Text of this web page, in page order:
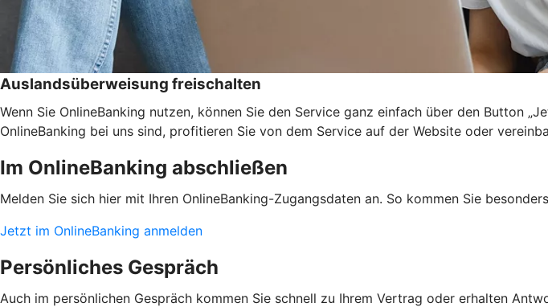
Auslandsüberweisung freischalten
Wenn Sie OnlineBanking nutzen, können Sie den Service ganz einfach über den Button
OnlineBanking bei uns sind, profitieren Sie von dem Service auf der Website oder
Im OnlineBanking abschließen
Melden Sie sich hier mit Ihren OnlineBanking-Zugangsdaten an. So kommen Sie
Jetzt im OnlineBanking anmelden
Persönliches Gespräch
Auch im persönlichen Gespräch kommen Sie schnell zu Ihrem Vertrag oder erhalten